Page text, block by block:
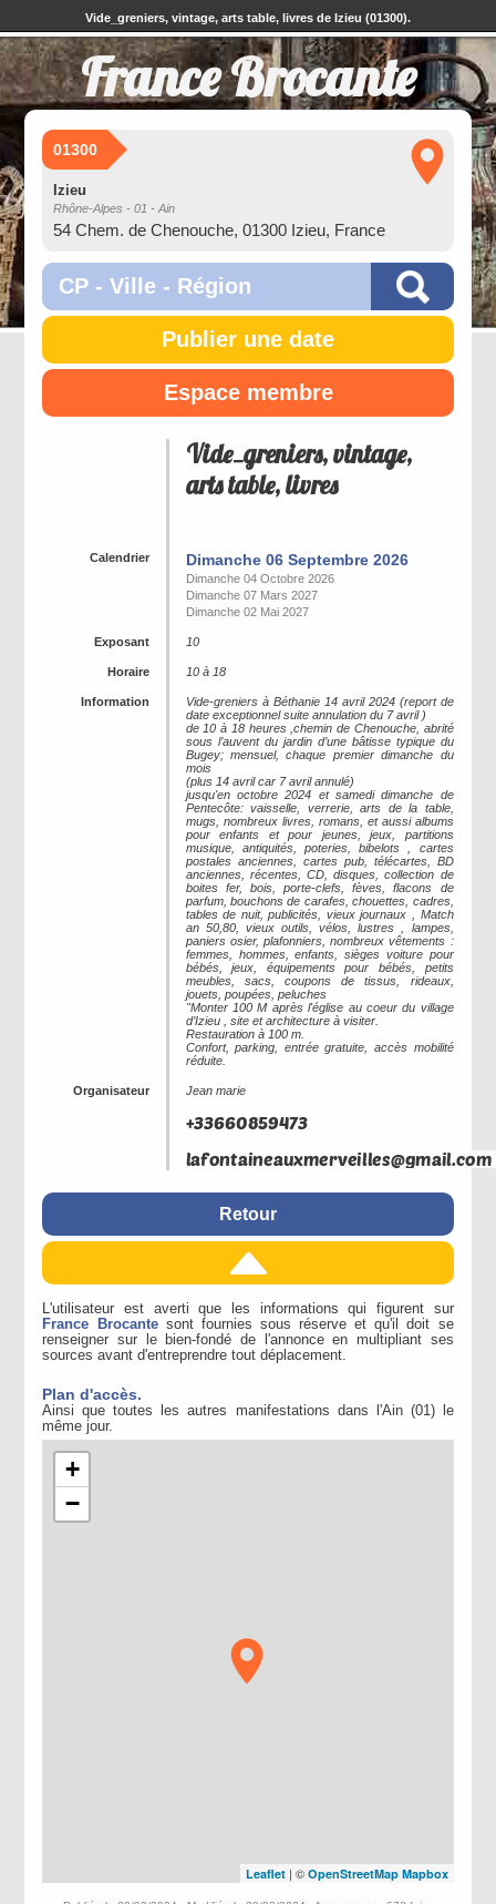
Vide_greniers, vintage, arts table, livres de Izieu (01300).
France Brocante
01300
Izieu
Rhône-Alpes - 01 - Ain
54 Chem. de Chenouche, 01300 Izieu, France
Publier une date
Espace membre
Vide_greniers, vintage,
arts table, livres
Calendrier Dimanche 06 Septembre 2026
Dimanche 04 Octobre 2026
Dimanche 07 Mars 2027
Dimanche 02 Mai 2027
Exposant 10
Horaire 10 à 18
Information
Vide-greniers à Béthanie 14 avril 2024 (report de
date exceptionnel suite annulation du 7 avril )
de 10 à 18 heures ,chemin de Chenouche, abrité
sous l’auvent du jardin d’une bâtisse typique du
Bugey; mensuel, chaque premier dimanche du
mois
(plus 14 avril car 7 avril annulé)
jusqu'en octobre 2024 et samedi dimanche de
Pentecôte: vaisselle, verrerie, arts de la table,
mugs, nombreux livres, romans, et aussi albums
pour enfants et pour jeunes, jeux, partitions
musique, antiquités, poteries, bibelots , cartes
postales anciennes, cartes pub, télécartes, BD
anciennes, récentes, CD, disques, collection de
boites fer, bois, porte-clefs, fèves, flacons de
parfum, bouchons de carafes, chouettes, cadres,
tables de nuit, publicités, vieux journaux , Match
an 50,80, vieux outils, vélos, lustres , lampes,
paniers osier, plafonniers, nombreux vêtements :
femmes, hommes, enfants, sièges voiture pour
bébés, jeux, équipements pour bébés, petits
meubles, sacs, coupons de tissus, rideaux,
jouets, poupées, peluches
"Monter 100 M après l'église au coeur du village
d’Izieu , site et architecture à visiter.
Restauration à 100 m.
Confort, parking, entrée gratuite, accès mobilité
réduite.
Organisateur Jean marie
Retour
L'utilisateur est averti que les informations qui figurent sur
France Brocantesont fournies sous réserve et qu'il doit se
renseigner sur le bien-fondé de l'annonce en multipliant ses
sources avant d'entreprendre tout déplacement.
Plan d'accès.
Ainsi que toutes les autres manifestations dans l'Ain (01) le
même jour.
+
−
Leaflet| © OpenStreetMap Mapbox